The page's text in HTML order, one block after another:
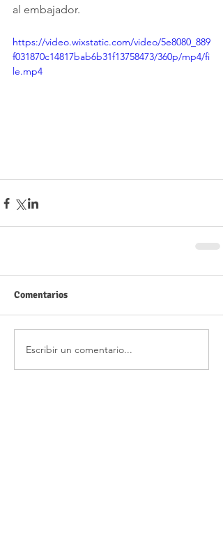
al embajador.
https://video.wixstatic.com/video/5e8080_889
f031870c14817bab6b31f13758473/360p/mp4/fi
le.mp4
Comentarios
Escribir un comentario...